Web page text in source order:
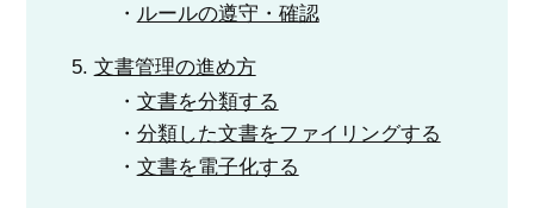
ルールの遵守・確認
文書管理の進め方
文書を分類する
分類した文書をファイリングする
文書を電子化する